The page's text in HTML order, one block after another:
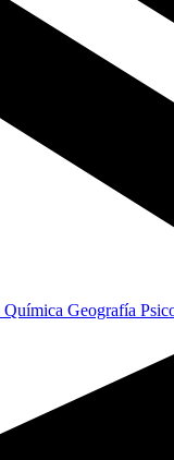
Química Geografía